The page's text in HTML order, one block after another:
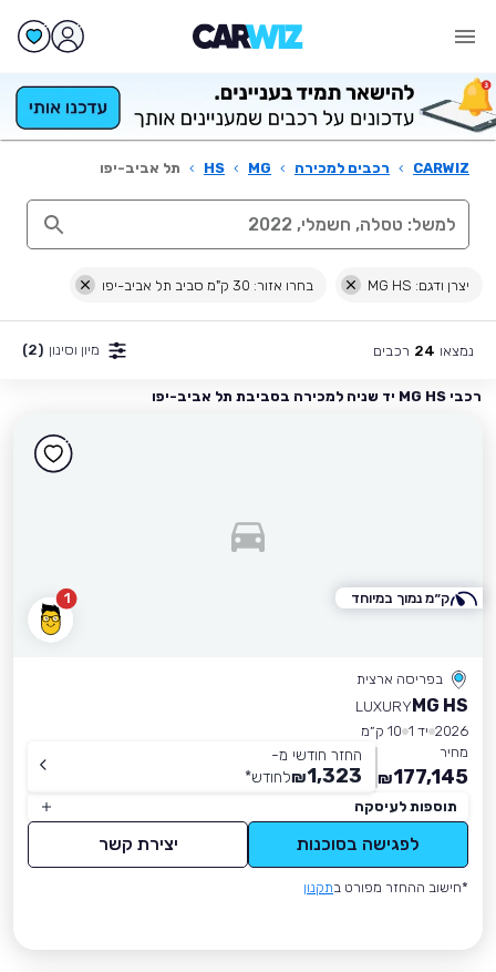
CARWIZ
› רכבים למכירה ›
MG
›
HS
› תל אביב-יפו
יצרן ודגם: MG HS בחרו אזור: 30 ק"מ סביב תל אביב-יפו
נמצאו 24 רכבים מיון וסינון (2)
רכבי MG HS יד שניה למכירה בסביבת תל אביב-יפו
1
בפריסה ארצית
MG HS
LUXURY
2026 יד 1
10 ק״מ
מחיר
177,145
₪
החזר חודשי מ-
1,323
₪לחודש*
תוספות לעיסקה
לפגישה בסוכנות יצירת קשר
*חישוב ההחזר מפורט בתקנון
ק״מ נמוך במיוחד